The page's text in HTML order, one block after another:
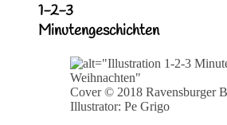
1-2-3
Minutengeschichten
Cover © 2018 Ravensburger
Illustrator: Pe Grigo